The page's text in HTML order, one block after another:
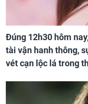
Đúng 12h30 hôm
tài vận hanh thông,
vét cạn lộc lá trong